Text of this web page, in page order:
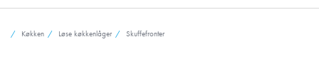
Køkken Løse køkkenlåger Skuffefronter